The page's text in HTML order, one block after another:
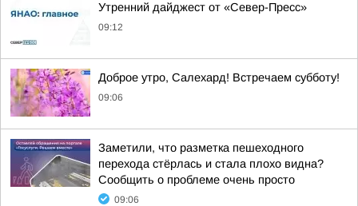
Утренний дайджест от «Север-Пресс»
09:12
Доброе утро, Салехард! Встречаем субботу!
09:06
Заметили, что разметка пешеходного
перехода стёрлась и стала плохо видна?
Сообщить о проблеме очень просто
09:06